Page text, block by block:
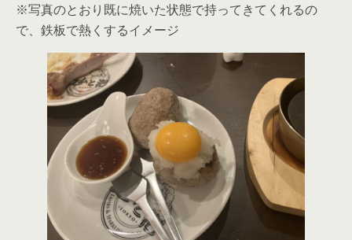
※写真のとおり既に焼いた状態で持ってきてくれるの
で、鉄板で熱くするイメージ